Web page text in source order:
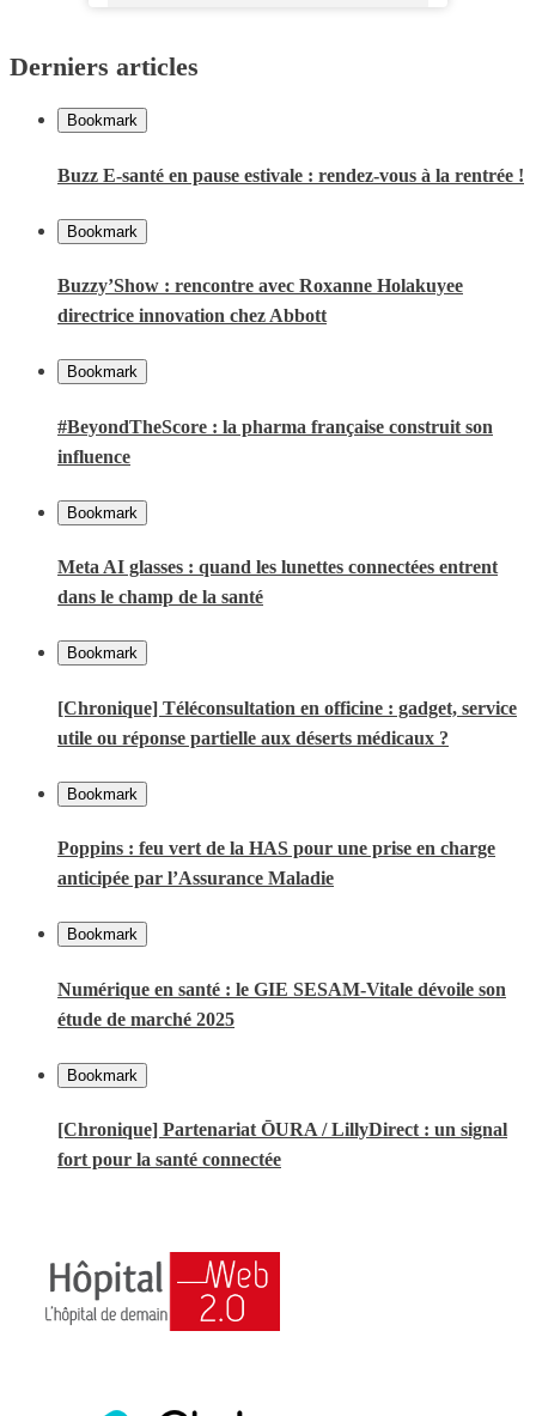
Derniers articles
Bookmark
Buzz E-santé en pause estivale : rendez-vous à la rentrée !
Bookmark
Buzzy’Show : rencontre avec Roxanne Holakuyee
directrice innovation chez Abbott
Bookmark
#BeyondTheScore : la pharma française construit son
influence
Bookmark
Meta AI glasses : quand les lunettes connectées entrent
dans le champ de la santé
Bookmark
[Chronique] Téléconsultation en officine : gadget, service
utile ou réponse partielle aux déserts médicaux ?
Bookmark
Poppins : feu vert de la HAS pour une prise en charge
anticipée par l’Assurance Maladie
Bookmark
Numérique en santé : le GIE SESAM-Vitale dévoile son
étude de marché 2025
Bookmark
[Chronique] Partenariat ŌURA / LillyDirect : un signal
fort pour la santé connectée